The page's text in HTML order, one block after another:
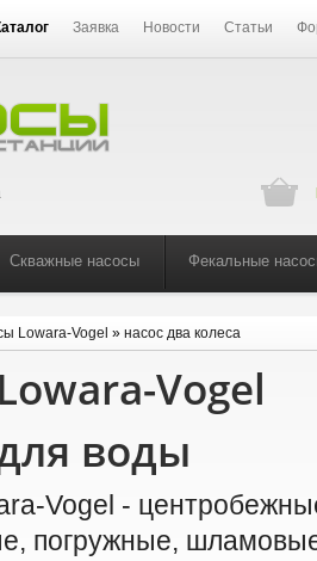
Заявка Новости Статьи
Скважные насосы Фекальные
Lowara-Vogel » насос два колеса
Vogel
воды
Vogel -
погружные,